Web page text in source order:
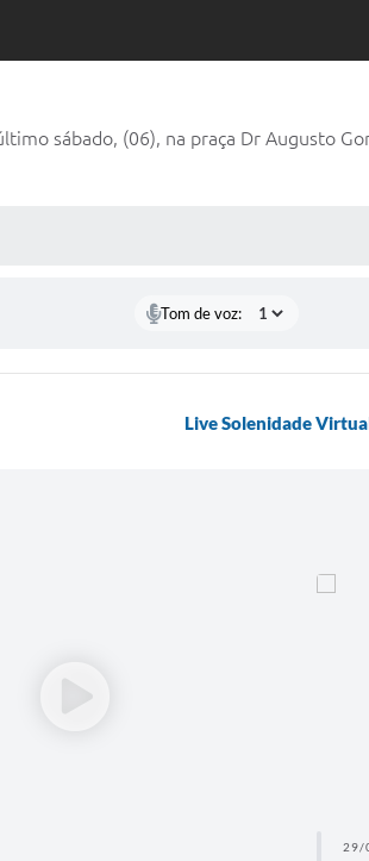
sábado, (06), na praça Dr Augusto
Tom de voz:
Live Solenidade
29/